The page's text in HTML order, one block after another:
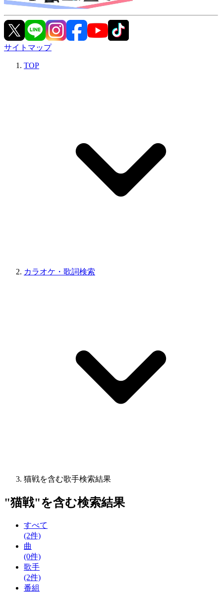
サイトマップ
TOP
カラオケ・歌詞検索
猫戦を含む歌手検索結果
"猫戦"を含む検索結果
すべて
(2件)
曲
(0件)
歌手
(2件)
番組